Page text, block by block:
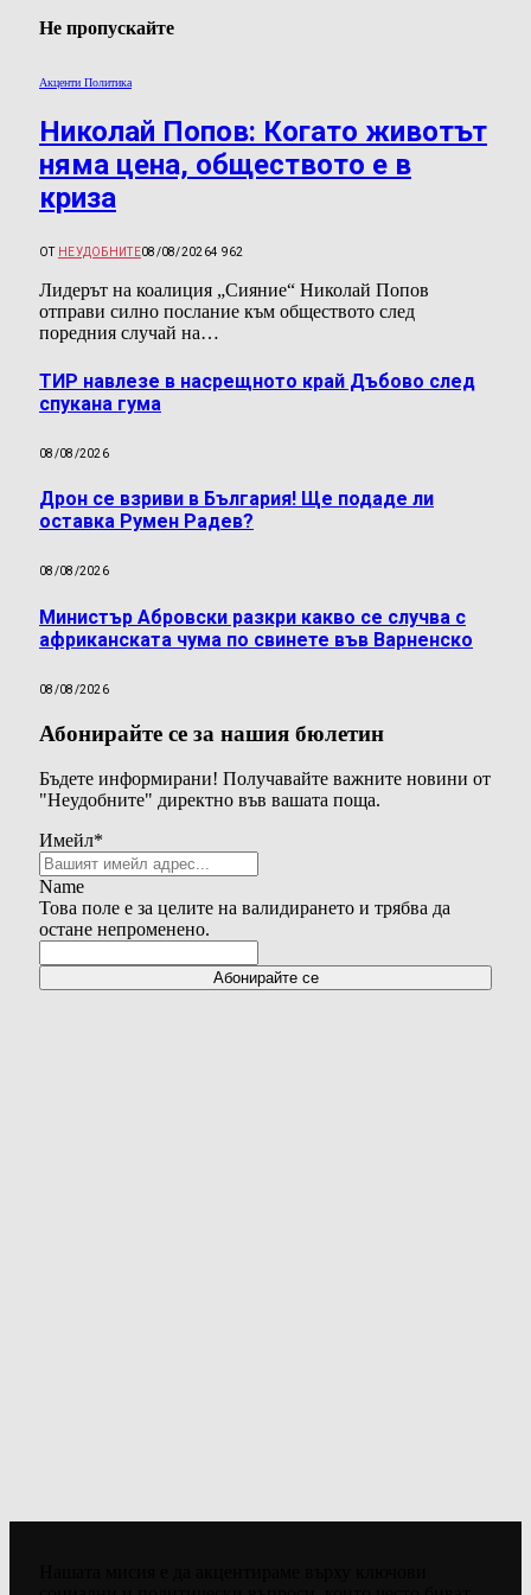
Не пропускайте
Акценти Политика
Николай Попов: Когато животът
няма цена, обществото е в
криза
ОТ НЕУДОБНИТЕ08/08/20264 962
Лидерът на коалиция „Сияние“ Николай Попов
отправи силно послание към обществото след
поредния случай на…
ТИР навлезе в насрещното край Дъбово след
спукана гума
08/08/2026
Дрон се взриви в България! Ще подаде ли
оставка Румен Радев?
08/08/2026
Министър Абровски разкри какво се случва с
африканската чума по свинете във Варненско
08/08/2026
Абонирайте се за нашия бюлетин
Бъдете информирани! Получавайте важните новини от
"Неудобните" директно във вашата поща.
Имейл*
Name
Това поле е за целите на валидирането и трябва да
остане непроменено.